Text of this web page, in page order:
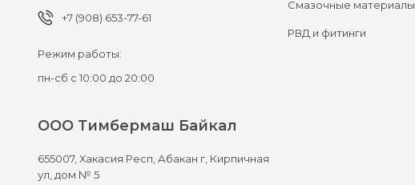
+7 (908) 653-77-61
Режим работы:
пн-сб с 10:00 до 20:00
ООО Тимбермаш Байкал
655007,Хакасия Респ, Абакан г, Кирпичная
ул, дом № 5
Смазочные материалы
РВД и фитинги